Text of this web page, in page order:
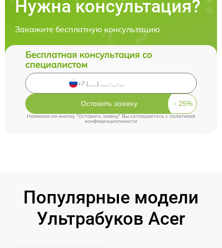
Нужна консультация?
Закажите бесплатную консультацию
Бесплатная консультация со
специалистом
Оставить заявку
Нажимая на кнопку "Оставить заявку" Вы соглашаетесь cполитикой
конфиденциальности
Популярные модели
Ультрабуков Acer